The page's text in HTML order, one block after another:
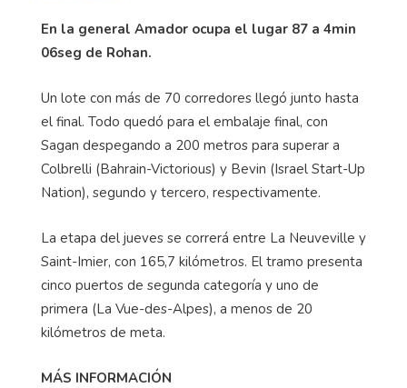
En la general Amador ocupa el lugar 87 a 4min
06seg de Rohan.
Un lote con más de 70 corredores llegó junto hasta
el final. Todo quedó para el embalaje final, con
Sagan despegando a 200 metros para superar a
Colbrelli (Bahrain-Victorious) y Bevin (Israel Start-Up
Nation), segundo y tercero, respectivamente.
La etapa del jueves se correrá entre La Neuveville y
Saint-Imier, con 165,7 kilómetros. El tramo presenta
cinco puertos de segunda categoría y uno de
primera (La Vue-des-Alpes), a menos de 20
kilómetros de meta.
MÁS INFORMACIÓN